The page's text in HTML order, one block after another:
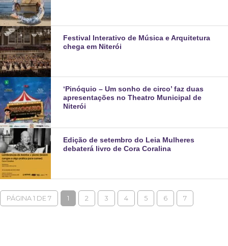
Festival Interativo de Música e Arquitetura
chega em Niterói
‘Pinóquio – Um sonho de circo’ faz duas
apresentações no Theatro Municipal de
Niterói
Edição de setembro do Leia Mulheres
debaterá livro de Cora Coralina
PÁGINA 1 DE 7 1 2 3 4 5 6 7